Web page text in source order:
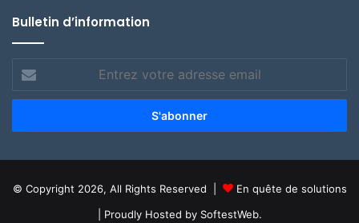
Bulletin d’information
votre
adresse
© Copyright 2026, All Rights Reserved |
En quête de solutions
| Proudly Hosted by SoftestWeb.